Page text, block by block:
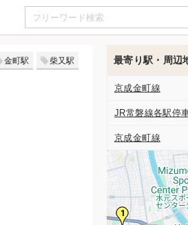
金町駅 柴又駅 最寄り駅・周辺
京成金町線
JR常磐線各駅停
京成金町線
1